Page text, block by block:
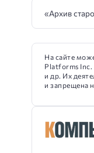
«Архив
На сайте
Platforms Inc.
и др. Их
и запрещена